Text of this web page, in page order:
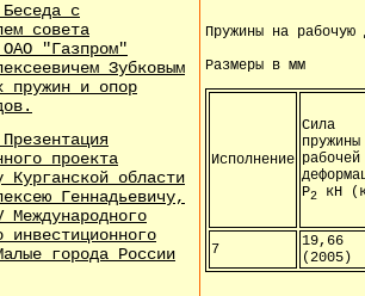
Беседа с
совета
ОАО "Газпром"
Зубковым
пружин и опор
Презентация
проекта
Курганской области
Геннадьевичу,
инвестиционного
города России
Пружины на рабочую
Размеры в мм
Исполнение
Сила
рабочей
Р2 кН
7
19,66
(2005)